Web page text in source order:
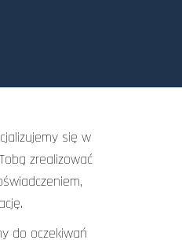
się w
zrealizować
do oczekiwań